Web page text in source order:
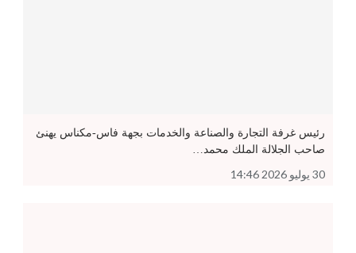
رئيس غرفة التجارة والصناعة والخدمات بجهة فاس-مكناس يهنئ
صاحب الجلالة الملك محمد…
30 يوليو 2026 14:46